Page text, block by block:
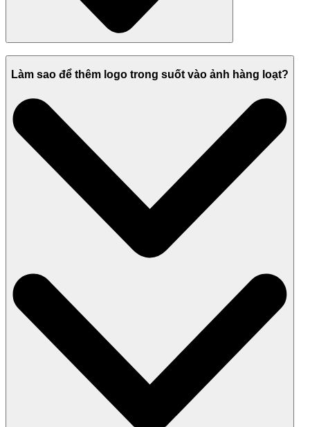
Làm sao để thêm logo trong suốt vào ảnh hàng loạt?